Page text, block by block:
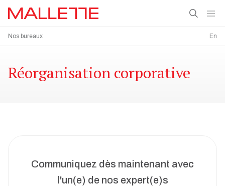
Nos bureaux En
Réorganisation corporative
Communiquez dès maintenant avec
l'un(e) de nos expert(e)s